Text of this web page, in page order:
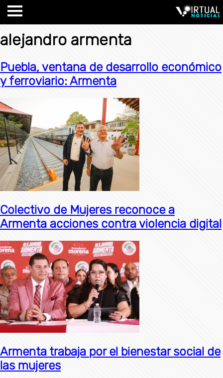
alejandro armenta
Puebla, ventana de desarrollo económico
y ferroviario: Armenta
Colectivo de Mujeres reconoce a
Armenta acciones contra violencia digital
Armenta trabaja por el bienestar social de
las mujeres